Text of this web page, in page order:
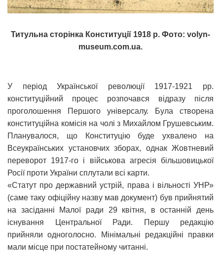
Титульна сторінка Конституції 1918 р. Фото: volyn-
museum.com.ua.
У період Української революції 1917-1921 рр.
конституційний процес розпочався відразу після
проголошення Першого універсалу. Була створена
конституційна комісія на чолі з Михайлом Грушевським.
Планувалося, що Конституцію буде ухвалено на
Всеукраїнських установчих зборах, однак Жовтневий
переворот 1917-го і військова агресія більшовицької
Росії проти України сплутали всі карти.
«Статут про державний устрій, права і вільності УНР»
(саме таку офіційну назву мав документ) був прийнятий
на засіданні Малої ради 29 квітня, в останній день
існування Центральної Ради. Першу редакцію
прийняли одноголосно. Мінімальні редакційні правки
мали місце при постатейному читанні.